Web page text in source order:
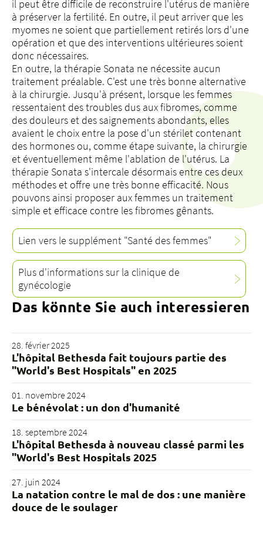
il peut être difficile de reconstruire l'utérus de manière
à préserver la fertilité. En outre, il peut arriver que les
myomes ne soient que partiellement retirés lors d'une
opération et que des interventions ultérieures soient
donc nécessaires.
En outre, la thérapie Sonata ne nécessite aucun
traitement préalable. C'est une très bonne alternative
à la chirurgie. Jusqu'à présent, lorsque les femmes
ressentaient des troubles dus aux fibromes, comme
des douleurs et des saignements abondants, elles
avaient le choix entre la pose d'un stérilet contenant
des hormones ou, comme étape suivante, la chirurgie
et éventuellement même l'ablation de l'utérus. La
thérapie Sonata s'intercale désormais entre ces deux
méthodes et offre une très bonne efficacité. Nous
pouvons ainsi proposer aux femmes un traitement
simple et efficace contre les fibromes gênants.
Lien vers le supplément "Santé des femmes"
Plus d'informations sur la clinique de
gynécologie
Das könnte Sie auch interessieren
28. février 2025
L'hôpital Bethesda fait toujours partie des
"World's Best Hospitals" en 2025
01. novembre 2024
Le bénévolat : un don d'humanité
18. septembre 2024
L'hôpital Bethesda à nouveau classé parmi les
"World's Best Hospitals 2025
27. juin 2024
La natation contre le mal de dos : une manière
douce de le soulager